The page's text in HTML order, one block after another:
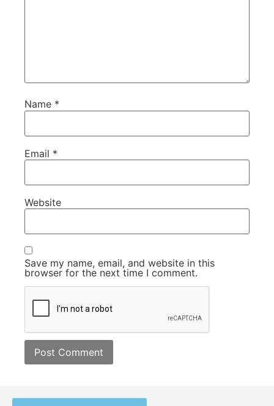
Name *
Email *
Website
Save my name, email, and website in this
browser for the next time I comment.